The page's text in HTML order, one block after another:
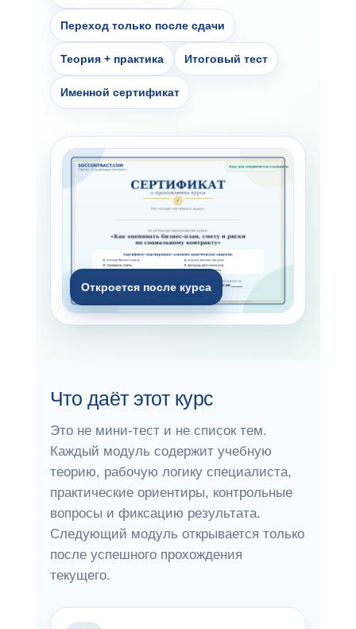
Переход только после сдачи
Теория + практика Итоговый тест
Именной сертификат
Откроется после курса
Что даёт этот курс
Это не мини-тест и не список тем.
Каждый модуль содержит учебную
теорию, рабочую логику специалиста,
практические ориентиры, контрольные
вопросы и фиксацию результата.
Следующий модуль открывается только
после успешного прохождения
текущего.